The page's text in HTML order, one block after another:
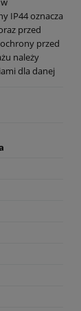
IP44 oznacza
przed
przed
należy
dla danej